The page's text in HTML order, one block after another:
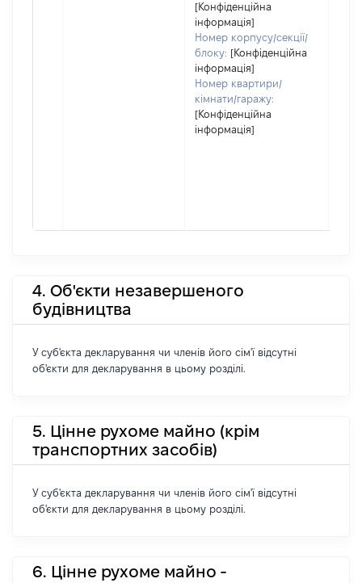
[Конфіденційна
інформація]
Номер корпусу/секції/
блоку: [Конфіденційна
інформація]
Номер квартири/
кімнати/гаражу:
[Конфіденційна
інформація]
4. Об'єкти незавершеного
будівництва
У суб'єкта декларування чи членів його сім'ї відсутні
об'єкти для декларування в цьому розділі.
5. Цінне рухоме майно (крім
транспортних засобів)
У суб'єкта декларування чи членів його сім'ї відсутні
об'єкти для декларування в цьому розділі.
6. Цінне рухоме майно -